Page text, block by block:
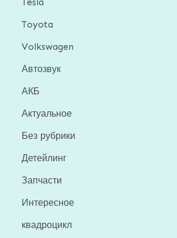
Toyota
Volkswagen
Автозвук
АКБ
Актуальное
Без рубрики
Детейлинг
Запчасти
Интересное
квадроцикл